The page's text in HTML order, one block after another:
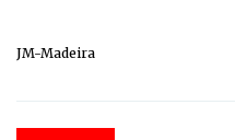
JM-Madeira